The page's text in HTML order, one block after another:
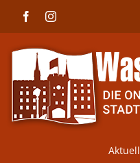
FacebookInstagram
Aktuell